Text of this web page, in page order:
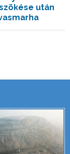
után